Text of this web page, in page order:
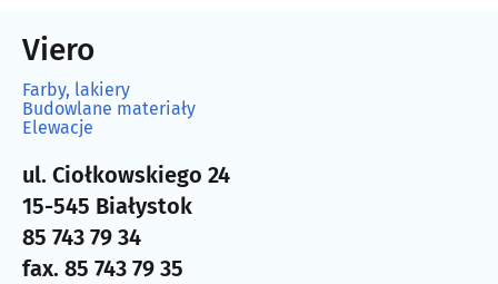
Viero
Farby, lakiery
Budowlane materiały
Elewacje
ul. Ciołkowskiego 24
15-545 Białystok
85 743 79 34
fax. 85 743 79 35